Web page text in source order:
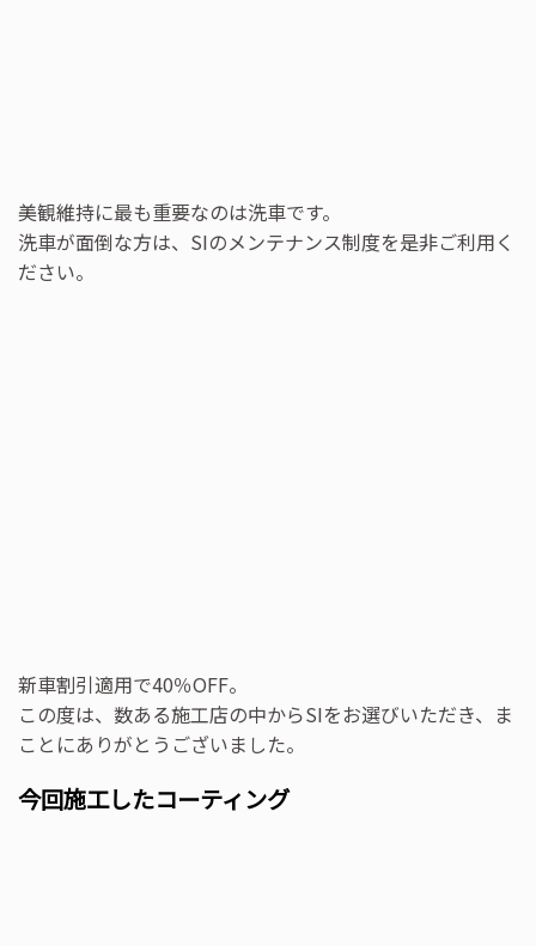
美観維持に最も重要なのは洗車です。
洗車が面倒な方は、SIのメンテナンス制度を是非ご利用く
ださい。
新車割引適用で40％OFF。
この度は、数ある施工店の中からSIをお選びいただき、ま
ことにありがとうございました。
今回施工したコーティング